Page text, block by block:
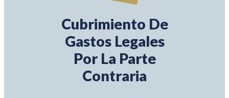
Cubrimiento De
Gastos Legales
Por La Parte
Contraria